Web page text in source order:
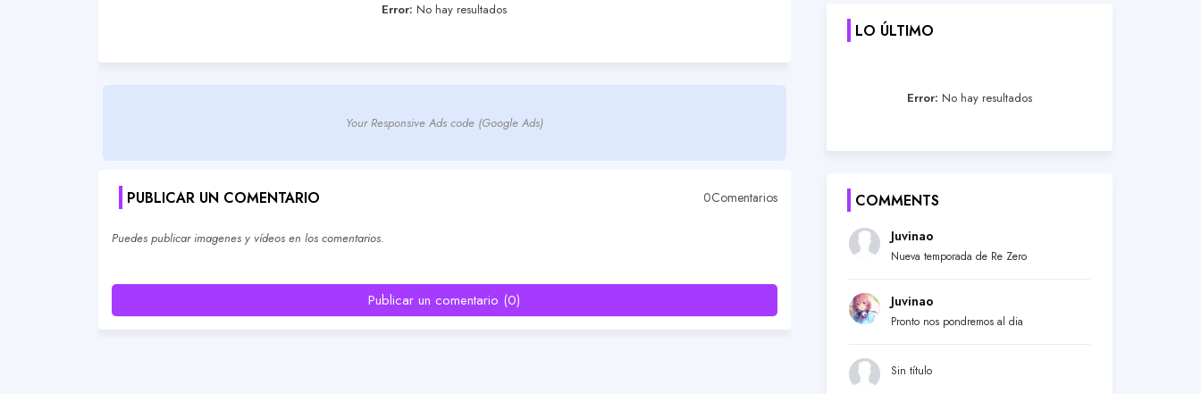
Error: No hay resultados
Your Responsive Ads code (Google Ads)
PUBLICAR UN COMENTARIO 0Comentarios
Puedes publicar imagenes y vídeos en los comentarios.
Publicar un comentario (0)
LO ÚLTIMO
Error: No hay resultados
COMMENTS
Juvinao
Nueva temporada de Re Zero
Juvinao
Pronto nos pondremos al dia
Sin título